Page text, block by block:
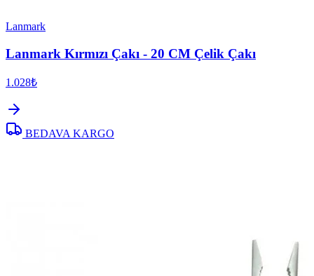
Lanmark
Lanmark Kırmızı Çakı - 20 CM Çelik Çakı
1.028₺
BEDAVA KARGO